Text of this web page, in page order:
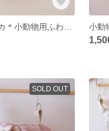
小動
SOLD OUT